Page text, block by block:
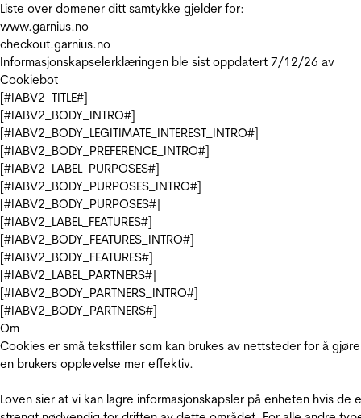
Liste over domener ditt samtykke gjelder for:
www.garnius.no
checkout.garnius.no
Informasjonskapselerklæringen ble sist oppdatert 7/12/26 av
Cookiebot
[#IABV2_TITLE#]
[#IABV2_BODY_INTRO#]
[#IABV2_BODY_LEGITIMATE_INTEREST_INTRO#]
[#IABV2_BODY_PREFERENCE_INTRO#]
[#IABV2_LABEL_PURPOSES#]
[#IABV2_BODY_PURPOSES_INTRO#]
[#IABV2_BODY_PURPOSES#]
[#IABV2_LABEL_FEATURES#]
[#IABV2_BODY_FEATURES_INTRO#]
[#IABV2_BODY_FEATURES#]
[#IABV2_LABEL_PARTNERS#]
[#IABV2_BODY_PARTNERS_INTRO#]
[#IABV2_BODY_PARTNERS#]
Om
Cookies er små tekstfiler som kan brukes av nettsteder for å gjøre
en brukers opplevelse mer effektiv.
Loven sier at vi kan lagre informasjonskapsler på enheten hvis de